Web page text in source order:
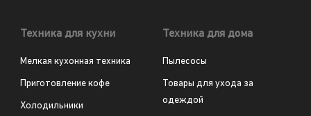
Техника для кухни
Мелкая кухонная техника
Приготовление кофе
Холодильники
Техника для дома
Пылесосы
Товары для ухода за
одеждой